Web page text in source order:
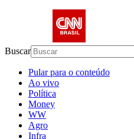
Buscar
Pular para o conteúdo
Ao vivo
Política
Money
WW
Agro
Infra